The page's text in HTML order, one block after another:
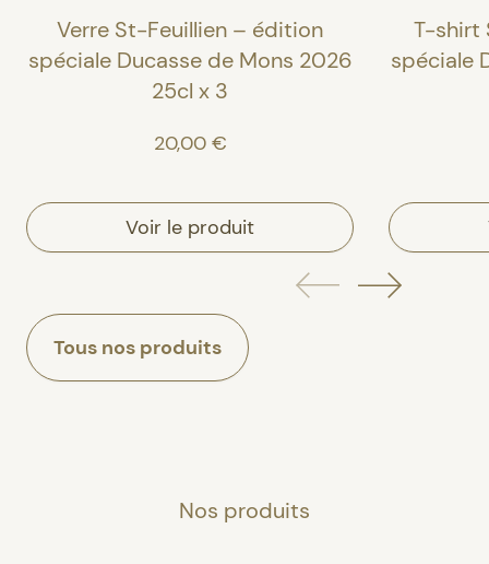
Verre St-Feuillien – édition
spéciale Ducasse de Mons 2026
25cl x 3
20,00 €
Voir le produit
T-shirt
spéciale
Tous nos produits
Nos produits